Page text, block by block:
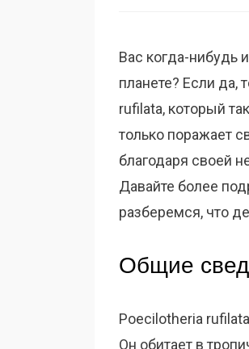
Вас когда-нибудь
планете? Если да,
rufilata, который
только поражает
благодаря своей
Давайте более
разберемся, что
Общие
Poecilotheria
Он обитает в